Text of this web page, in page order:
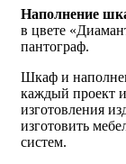
Наполнение
в цвете
пантограф.
Шкаф и
каждый проект
изготовления
изготовить
систем.